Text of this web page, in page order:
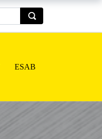
ESAB